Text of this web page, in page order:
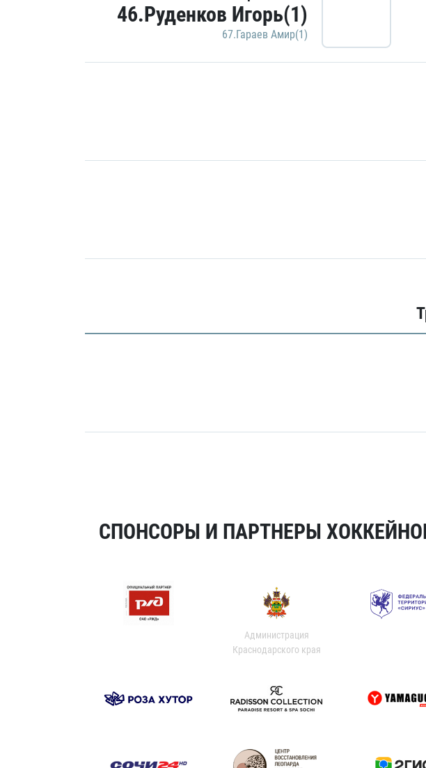
46.Руденков Игорь(1)
67.Гараев Амир(1)
СПОНСОРЫ И ПАРТНЕРЫ
Администрация
Краснодарского края